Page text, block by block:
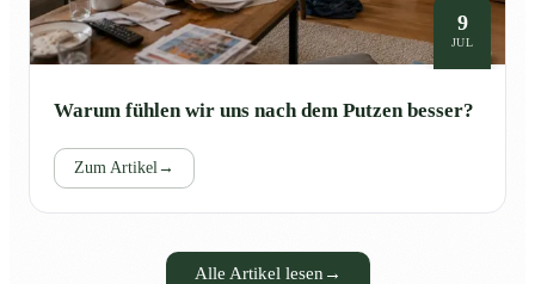
9
JUL
Warum fühlen wir uns nach dem Putzen besser?
Zum Artikel →
Alle Artikel lesen →